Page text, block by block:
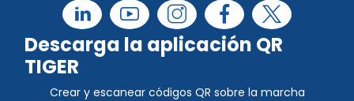
Descarga la aplicación QR
TIGER
Crear y escanear códigos QR sobre la marcha